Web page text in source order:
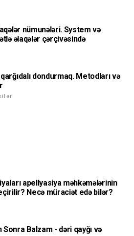
nümunələri. System və
əlaqələr çərçivəsində
qarğıdalı dondurmaq. Metodları və
apellyasiya məhkəmələrinin
Necə müraciət edə bilər?
Sonra Balzam - dəri qayğı və